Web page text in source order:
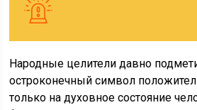
Народные целители давно
остроконечный символ
только на духовное состояние